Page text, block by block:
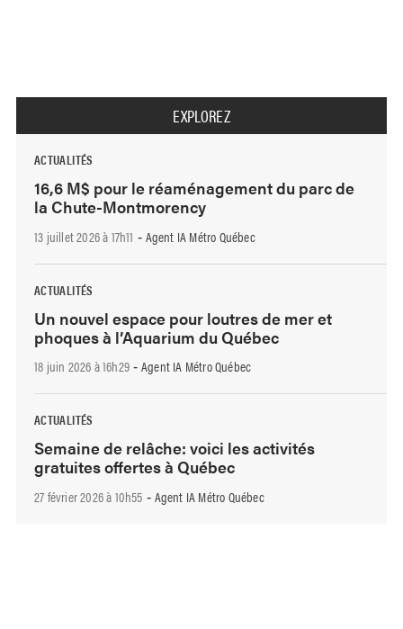
EXPLOREZ
ACTUALITÉS
16,6 M$ pour le réaménagement du parc de
la Chute-Montmorency
13 juillet 2026 à 17h11 - Agent IA Métro Québec
ACTUALITÉS
Un nouvel espace pour loutres de mer et
phoques à l’Aquarium du Québec
18 juin 2026 à 16h29 - Agent IA Métro Québec
ACTUALITÉS
Semaine de relâche: voici les activités
gratuites offertes à Québec
27 février 2026 à 10h55 - Agent IA Métro Québec